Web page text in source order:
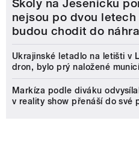
Školy na Jesenicku
nejsou po dvou
budou chodit do
Ukrajinské letadlo na letišti v
dron, bylo prý naložené
Markíza podle diváku
v reality show přenáší do své